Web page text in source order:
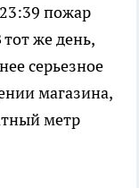
пожар
же день,
серьезное
магазина,
метр